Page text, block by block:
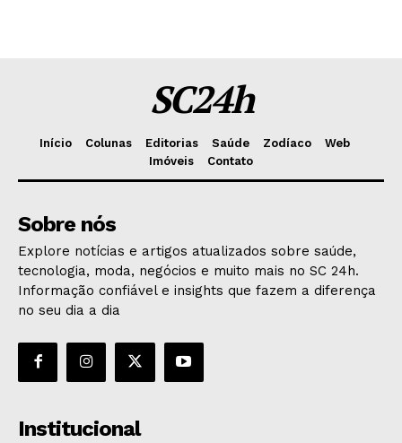
SC24h
Início Colunas Editorias Saúde Zodíaco
Web
Imóveis
Contato
Sobre nós
Explore notícias e artigos atualizados sobre saúde,
tecnologia, moda, negócios e muito mais no SC 24h.
Informação confiável e insights que fazem a diferença
no seu dia a dia
Institucional